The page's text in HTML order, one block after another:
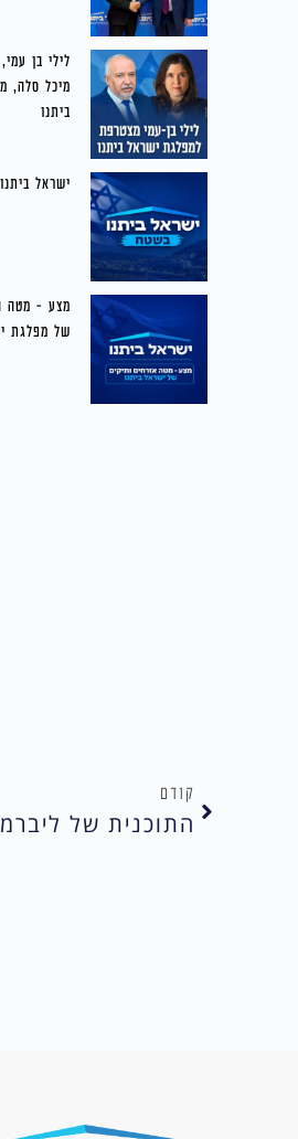
לילי בן
מיכל סלה,
ביתנו
ישראל
מצע – מטה
של מפלגת
קודם
התוכנית של